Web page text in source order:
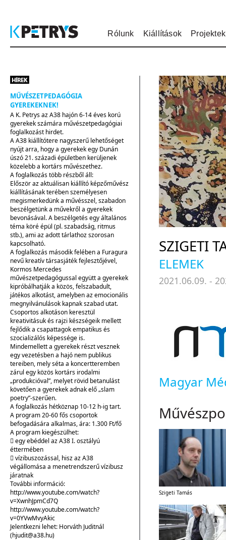
Rólunk Kiállítások Projektek
MŰVÉSZETPEDAGÓGIA
GYEREKEKNEK!
A K. Petrys az A38 hajón 6-14 éves korú
gyerekek számára művészetpedagógiai
foglalkozást hirdet.
A A38 kiállítótere nagyszerű lehetőséget
nyújt arra, hogy a gyerekek egy Dunán
úszó 21. századi épületben kerüljenek
közelebb a kortárs művészethez.
A foglalkozás több részből áll:
Először az aktuálisan kiállító képzőművész
kiállításának terében személyesen
megismerkedünk a művésszel, szabadon
beszélgetünk a művekről a gyerekek
bevonásával. A beszélgetés egy általános
téma köré épül (pl. szabadság, ritmus
stb.), ami az adott tárlathoz szorosan
kapcsolható.
A foglalkozás második felében a Furagura
nevű kreatív társasjáték fejlesztőjével,
Kormos Mercedes
művészetpedagógussal együtt a gyerekek
kipróbálhatják a közös, felszabadult,
játékos alkotást, amelyben az emocionális
megnyilvánulások kapnak szabad utat.
Csoportos alkotáson keresztül
kreativitásuk és rajzi készségeik mellett
fejlődik a csapattagok empatikus és
szocializálós képessége is.
Mindemellett a gyerekek részt vesznek
egy vezetésben a hajó nem publikus
tereiben, mely séta a koncertteremben
zárul egy közös kortárs irodalmi
„produkcióval”, melyet rövid betanulást
követően a gyerekek adnak elő „slam
poetry”-szerűen.
A foglalkozás hétköznap 10-12 h-ig tart.
A program 20-60 fős csoportok
befogadására alkalmas, ára: 1.300 Ft/fő
A program kiegészülhet:
 egy ebéddel az A38 I. osztályú
éttermében
 vízibuszozással, hisz az A38
végállomása a menetrendszerű vízibusz
járatnak
További információ:
http://www.youtube.com/watch?
v=XwnhJpmCd7Q
http://www.youtube.com/watch?
v=0YVwMvyAkic
Jelentkezni lehet: Horváth Juditnál
(hjudit@a38.hu)
SZIGETI
ELEMEK
2021.06.09. -
Magyar
Szigeti Tamás